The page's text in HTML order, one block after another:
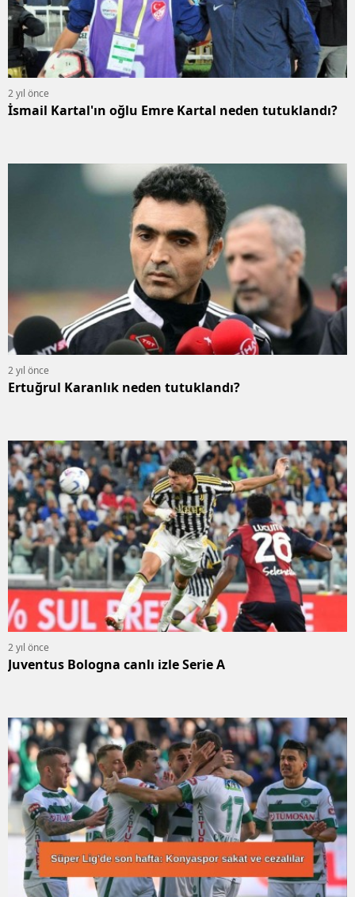
2 yıl önce
İsmail Kartal'ın oğlu Emre Kartal neden tutuklandı?
2 yıl önce
Ertuğrul Karanlık neden tutuklandı?
2 yıl önce
Juventus Bologna canlı izle Serie A